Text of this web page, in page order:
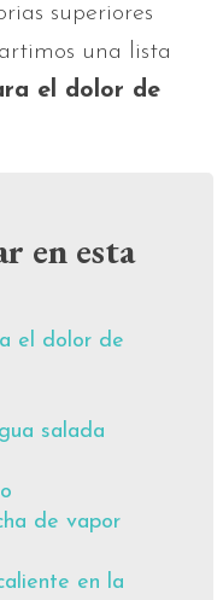
superiores
una lista
el dolor de
en esta
el dolor de
salada
de vapor
en la